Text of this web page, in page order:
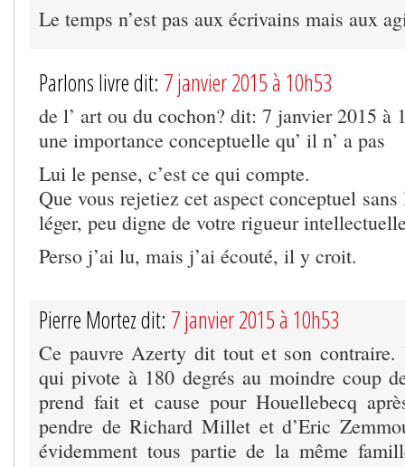
Le temps n’est pas aux écrivains mais aux
Parlons livre dit: 7 janvier 2015 à 10h53
de l’ art ou du cochon? dit: 7 janvier 2015 à
une importance conceptuelle qu’ il n’ a pas
Lui le pense, c’est ce qui compte.
Que vous rejetiez cet aspect conceptuel
léger, peu digne de votre rigueur
Perso j’ai lu, mais j’ai écouté, il y croit.
Pierre Mortez dit: 7 janvier 2015 à 10h53
Ce pauvre Azerty dit tout et son contraire.
qui pivote à 180 degrés au moindre coup
prend fait et cause pour Houellebecq
pendre de Richard Millet et d’Eric
évidemment tous partie de la même